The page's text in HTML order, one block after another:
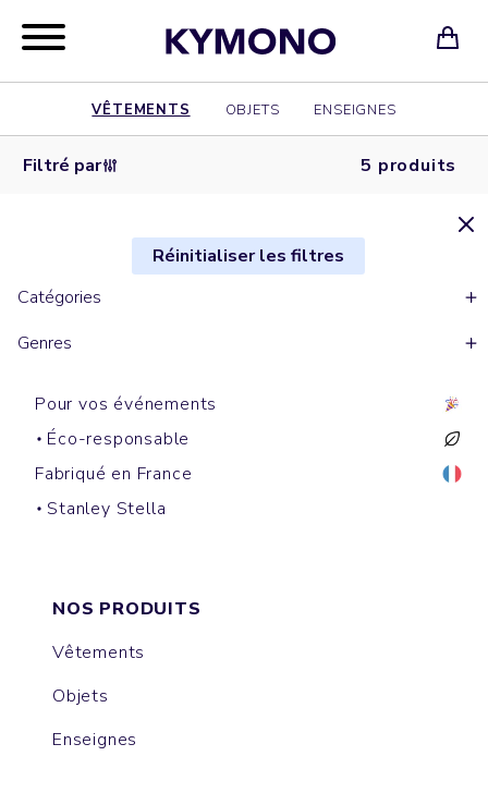
VÊTEMENTS OBJETS ENSEIGNES
Filtré par 5 produits
Réinitialiser les filtres
Catégories
Genres
Pour vos événements
Éco-responsable
Fabriqué en France
Stanley Stella
Doudounes sans manches
CLIMBER
Doudounes sans manches
HARNESS
Doudounes avec manches
VOYAGER
Doudounes avec manches
PACKAGER
Doudounes sans manches
PUFFER
NOS PRODUITS
Vêtements
Objets
Enseignes